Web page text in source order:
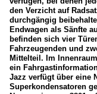
den Verzicht auf
durchgängig
Endwagen als Sänfte
befinden sich vier
Fahrzeugenden und
Mittelteil. Im
ein
Jazz verfügt über eine
Superkondensatoren